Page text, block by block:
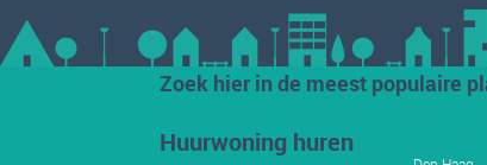
Zoek hier in de meest populaire
Huurwoning huren